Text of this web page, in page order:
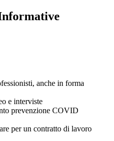
anche in forma
e interviste
prevenzione COVID
per un contratto di lavoro